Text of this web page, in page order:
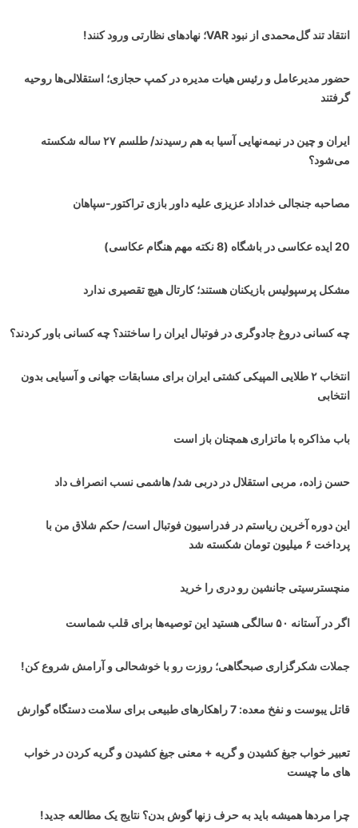
انتقاد تند گل‌محمدی از نبود VAR؛ نهادهای نظارتی ورود کنند!
حضور مدیرعامل و رئیس هیات مدیره در کمپ حجازی؛ استقلالی‌ها روحیه
گرفتند
ایران و چین در نیمه‌نهایی آسیا به هم رسیدند/ طلسم ۲۷ ساله شکسته
می‌شود؟
مصاحبه جنجالی خداداد عزیزی علیه داور بازی تراکتور-سپاهان
20 ایده عکاسی در باشگاه (8 نکته مهم هنگام عکاسی)
مشکل پرسپولیس بازیکنان هستند؛ کارتال هیچ تقصیری ندارد
چه کسانی دروغ جادوگری در فوتبال ایران را ساختند؟ چه کسانی باور کردند؟
انتخاب ۲ طلایی المپیکی کشتی ایران برای مسابقات جهانی و آسیایی بدون
انتخابی
باب مذاکره با ماتزاری همچنان باز است
حسن زاده، مربی استقلال در دربی شد/ هاشمی نسب انصراف داد
این دوره آخرین ریاستم در فدراسیون فوتبال است/ حکم شلاق من با
پرداخت ۶ میلیون تومان شکسته شد
منچسترسیتی جانشین رو دری را خرید
اگر در آستانه ۵۰ سالگی هستید این توصیه‌ها برای قلب شماست
جملات شکرگزاری صبحگاهی؛ روزت رو با خوشحالی و آرامش شروع کن!
قاتل یبوست و نفخ معده: 7 راهکارهای طبیعی برای سلامت دستگاه گوارش
تعبیر خواب جیغ کشیدن و گریه + معنی جیغ کشیدن و گریه کردن در خواب
های ما چیست
چرا مردها همیشه باید به حرف زنها گوش بدن؟ نتایج یک مطالعه جدید!